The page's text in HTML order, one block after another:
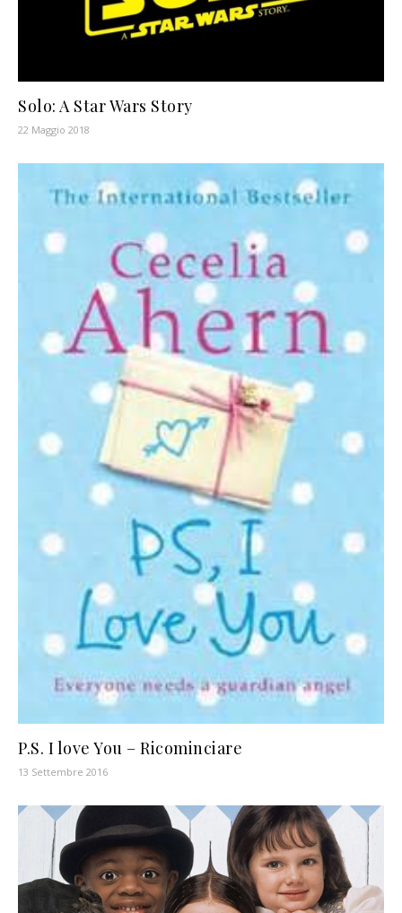
Solo: A Star Wars Story
22 Maggio 2018
P.S. I love You – Ricominciare
13 Settembre 2016